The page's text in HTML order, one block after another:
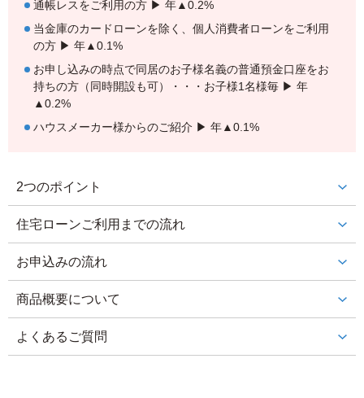
通帳レスをご利用の方 ▶ 年▲0.2%
当金庫のカードローンを除く、個人消費者ローンをご利用
の方 ▶ 年▲0.1%
お申し込みの時点で同居のお子様名義の普通預金口座をお
持ちの方（同時開設も可）・・・お子様1名様毎 ▶ 年
▲0.2%
ハウスメーカー様からのご紹介 ▶ 年▲0.1%
2つのポイント
住宅ローンご利用までの流れ
お申込みの流れ
商品概要について
よくあるご質問